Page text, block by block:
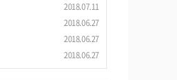
2018.07.11
2018.06.27
2018.06.27
2018.06.27